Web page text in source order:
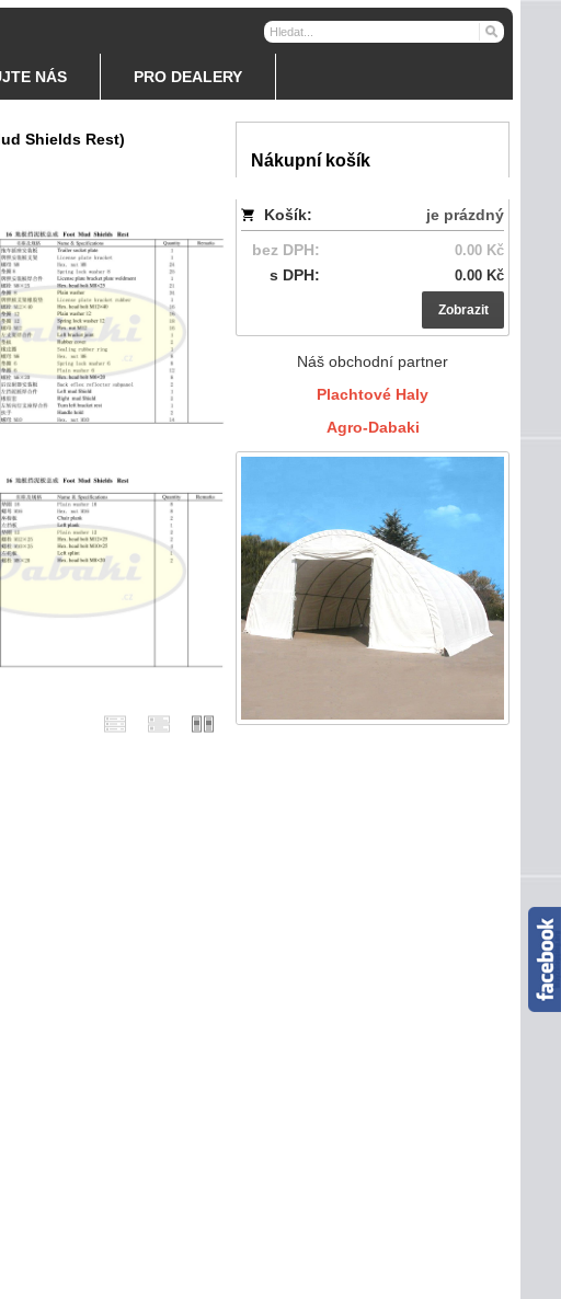
NÁS PRO DEALERY
Nákupní košík
Košík:
je prázdný
bez DPH:
0.00 Kč
s DPH: 0.00 Kč
Zobrazit
Náš obchodní partner
Plachtové Haly
Agro-Dabaki
Shields Rest)